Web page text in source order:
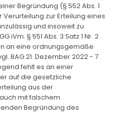
Begründung (§ 552 Abs. 1
Verurteilung zur Erteilung eines
und insoweit zu
iVm. § 551 Abs. 3 Satz 1 Nr. 2
an eine ordnungsgemäße
BAG 21. Dezember 2022 - 7
fehlt es an einer
auf die gesetzliche
aus der
mit falschem
Begründung des